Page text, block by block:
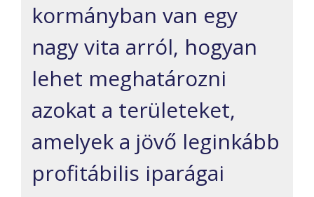
kormányban van egy
nagy vita arról, hogyan
lehet meghatározni
azokat a területeket,
amelyek a jövő leginkább
profitábilis iparágai